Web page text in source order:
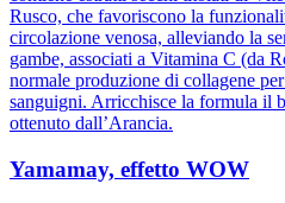
Rusco, che favoriscono la
circolazione venosa, alleviando la
gambe, associati a Vitamina C (da
normale produzione di collagene
sanguigni. Arricchisce la formula il
ottenuto dall’Arancia.
Yamamay, effetto WOW